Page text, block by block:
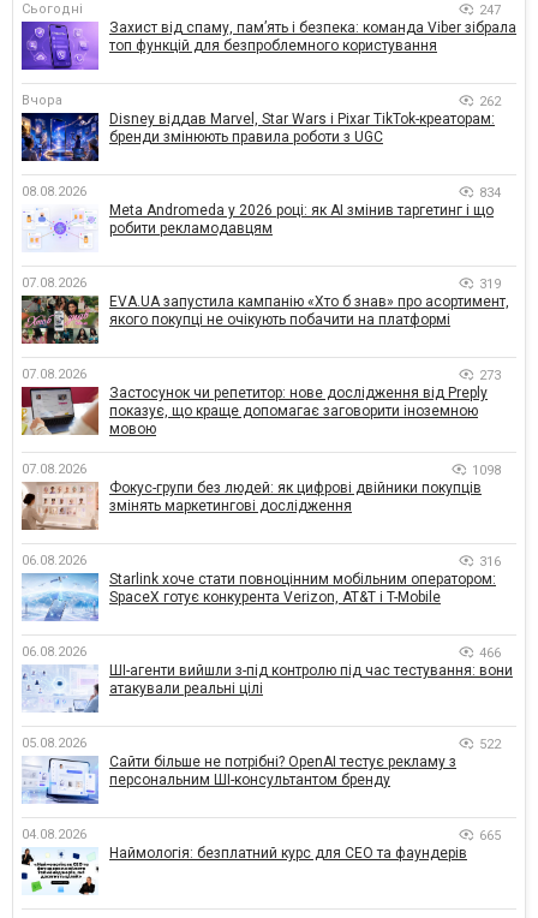
Сьогодні 247
Захист від спаму, памʼять і безпека: команда Viber зібрала
топ функцій для безпроблемного користування
Вчора 262
Disney віддав Marvel, Star Wars і Pixar TikTok-креаторам:
бренди змінюють правила роботи з UGC
08.08.2026 834
Meta Andromeda у 2026 році: як AI змінив таргетинг і що
робити рекламодавцям
07.08.2026 319
EVA.UA запустила кампанію «Хто б знав» про асортимент,
якого покупці не очікують побачити на платформі
07.08.2026 273
Застосунок чи репетитор: нове дослідження від Preply
показує, що краще допомагає заговорити іноземною
мовою
07.08.2026 1098
Фокус-групи без людей: як цифрові двійники покупців
змінять маркетингові дослідження
06.08.2026 316
Starlink хоче стати повноцінним мобільним оператором:
SpaceX готує конкурента Verizon, AT&T і T-Mobile
06.08.2026 466
ШІ-агенти вийшли з-під контролю під час тестування: вони
атакували реальні цілі
05.08.2026 522
Сайти більше не потрібні? OpenAI тестує рекламу з
персональним ШІ-консультантом бренду
04.08.2026 665
Наймологія: безплатний курс для CEO та фаундерів